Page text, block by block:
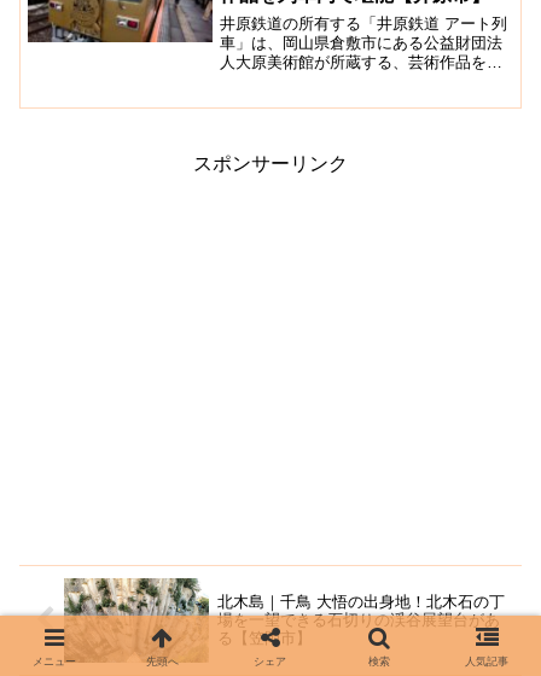
井原鉄道の所有する「井原鉄道 アート列
車」は、岡山県倉敷市にある公益財団法
人大原美術館が所蔵する、芸術作品を列
スポンサーリンク
北木島｜千鳥 大悟の出身地！北木石の丁
場を一望できる石切りの渓谷展望台があ
る【笠岡市】
メニュー 先頭へ シェア 検索 人気記事